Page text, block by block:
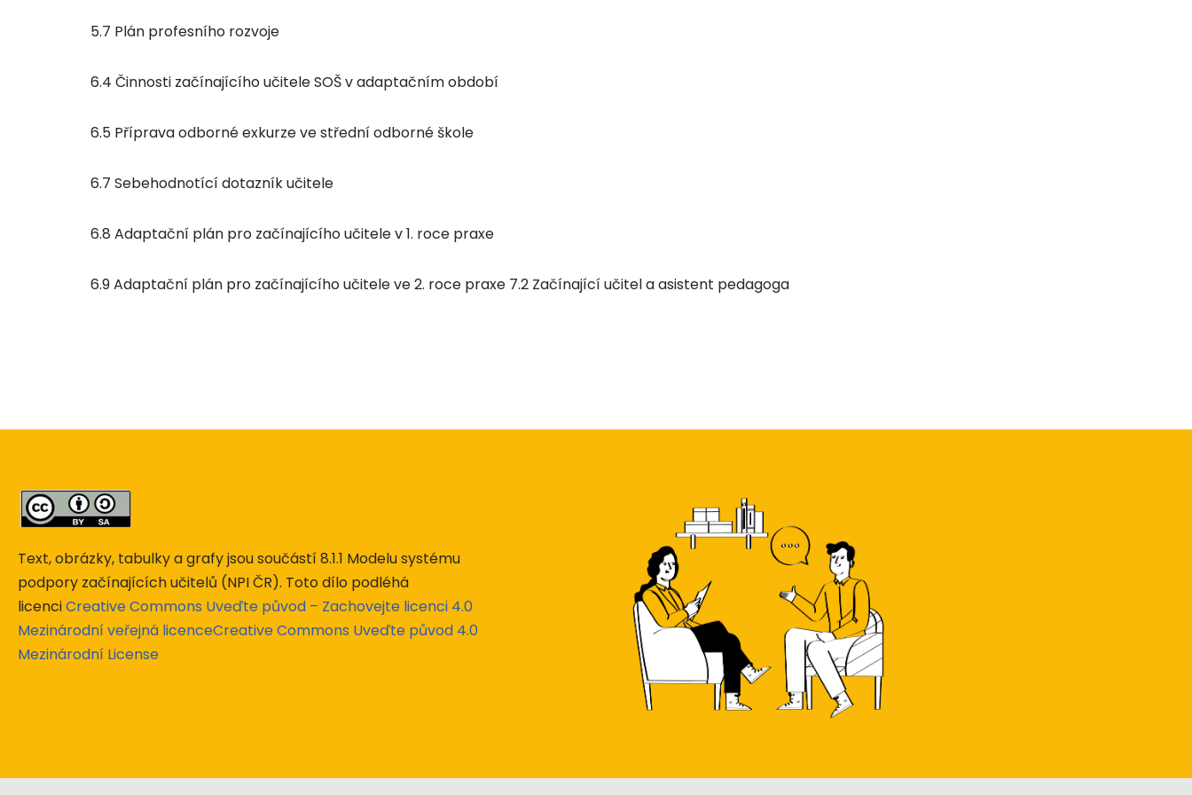
5.7 Plán profesního rozvoje
6.4 Činnosti začínajícího učitele SOŠ v adaptačním období
6.5 Příprava odborné exkurze ve střední odborné škole
6.7 Sebehodnotící dotazník učitele
6.8 Adaptační plán pro začínajícího učitele v 1. roce praxe
6.9 Adaptační plán pro začínajícího učitele ve 2. roce praxe 7.2 Začínající učitel a asistent pedagoga
Text, obrázky, tabulky a grafy jsou součástí 8.1.1 Modelu systému
podpory začínajících učitelů (NPI ČR). Toto dílo podléhá
licenciCreative Commons Uveďte původ – Zachovejte licenci 4.0
Mezinárodní veřejná licenceCreative Commons Uveďte původ 4.0
Mezinárodní License